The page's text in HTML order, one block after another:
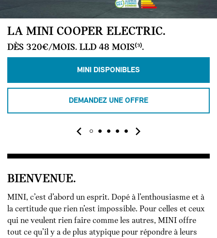
LA MINI COOPER ELECTRIC.
DÈS 320€/MOIS. LLD 48 MOIS⁽³⁾.
MINI DISPONIBLES
DEMANDEZ UNE OFFRE
BIENVENUE.
MINI, c’est d’abord un esprit. Dopé à l’enthousiasme et à
la certitude que rien n’est impossible. Pour celles et ceux
qui ne veulent rien faire comme les autres, MINI offre
tout ce qu’il y a de plus atypique pour répondre à leurs